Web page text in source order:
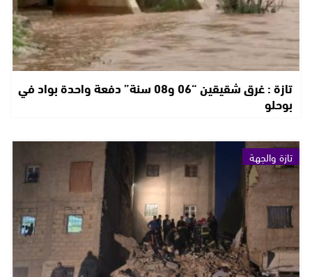
تازة : غرق شقيقين “06 و08 سنة” دفعة واحدة بواد في
بوحلو
تازة والجهة